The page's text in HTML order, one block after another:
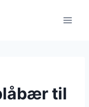
til